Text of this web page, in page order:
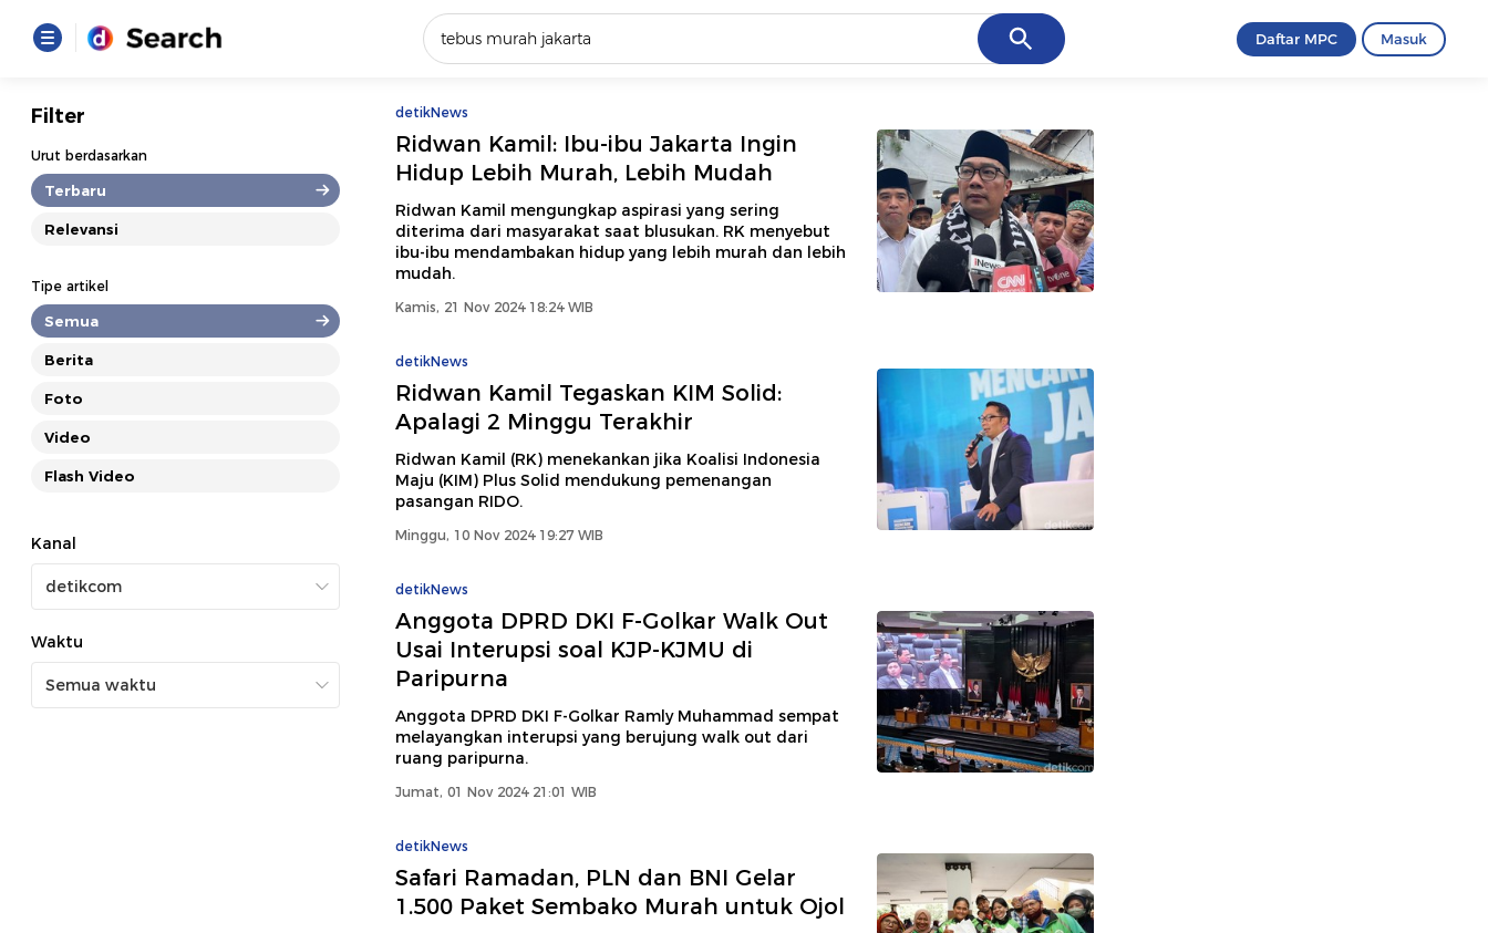
Cancel
Loading...
Promoted
Terakhir yang dicari
Loading...
Daftar MPC Masuk
Filter
Urut berdasarkan
Terbaru
Relevansi
Tipe artikel
Semua
Berita
Foto
Video
Flash Video
Kanal
Waktu
detikNews
Ridwan Kamil: Ibu-ibu Jakarta Ingin
Hidup Lebih Murah, Lebih Mudah
Ridwan Kamil mengungkap aspirasi yang sering
diterima dari masyarakat saat blusukan. RK menyebut
ibu-ibu mendambakan hidup yang lebih murah dan lebih
mudah.
Kamis, 21 Nov 2024 18:24 WIB
detikNews
Ridwan Kamil Tegaskan KIM Solid:
Apalagi 2 Minggu Terakhir
Ridwan Kamil (RK) menekankan jika Koalisi Indonesia
Maju (KIM) Plus Solid mendukung pemenangan
pasangan RIDO.
Minggu, 10 Nov 2024 19:27 WIB
detikNews
Anggota DPRD DKI F-Golkar Walk Out
Usai Interupsi soal KJP-KJMU di
Paripurna
Anggota DPRD DKI F-Golkar Ramly Muhammad sempat
melayangkan interupsi yang berujung walk out dari
ruang paripurna.
Jumat, 01 Nov 2024 21:01 WIB
detikNews
Safari Ramadan, PLN dan BNI Gelar
1.500 Paket Sembako Murah untuk Ojol